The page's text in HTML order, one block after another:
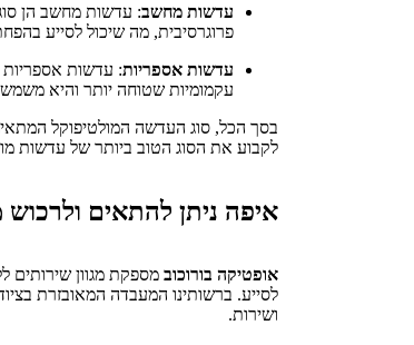
עדשות מחשב: עדשות מחשב הן
פרוגרסיבית, מה שיכול לסייע
עדשות אספריות: עדשות אספריות
עקמומיות שטוחה יותר והיא
בסך הכל, סוג העדשה המולטיפוקל
לקבוע את הסוג הטוב ביותר של עדשות
איפה ניתן להתאים ולרכוש
אופטיקה בורוכוב מספקת מגוון שירותים
לסייע. ברשותינו המעבדה המאובזרת
ושירות.